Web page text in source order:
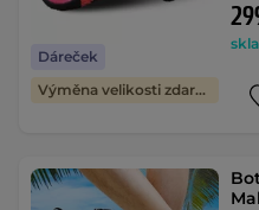
Dáreček
Výměna velikosti zdarma